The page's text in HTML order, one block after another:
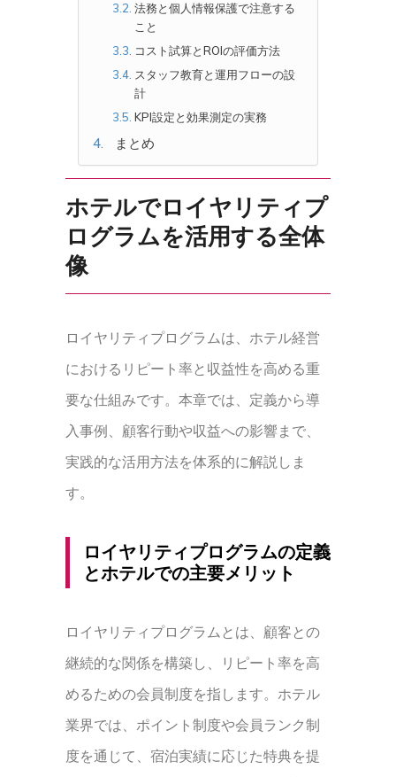
法務と個人情報保護で注意する
こと
コスト試算とROIの評価方法
スタッフ教育と運用フローの設
計
KPI設定と効果測定の実務
まとめ
ホテルでロイヤリティプ
ログラムを活用する全体
像
ロイヤリティプログラムは、ホテル経営
におけるリピート率と収益性を高める重
要な仕組みです。本章では、定義から導
入事例、顧客行動や収益への影響まで、
実践的な活用方法を体系的に解説しま
す。
ロイヤリティプログラムの定義
とホテルでの主要メリット
ロイヤリティプログラムとは、顧客との
継続的な関係を構築し、リピート率を高
めるための会員制度を指します。ホテル
業界では、ポイント制度や会員ランク制
度を通じて、宿泊実績に応じた特典を提